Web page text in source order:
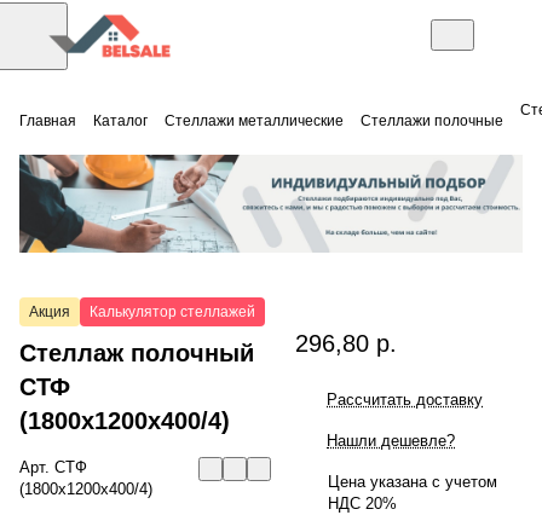
Главная Каталог Стеллажи металлические Стеллажи полочные
Акция Калькулятор стеллажей
Стеллаж полочный
СТФ
(1800x1200x400/4)
Арт. СТФ
(1800x1200x400/4)
296,80 р.
Рассчитать доставку
Нашли дешевле?
Цена указана с учетом
НДС 20%